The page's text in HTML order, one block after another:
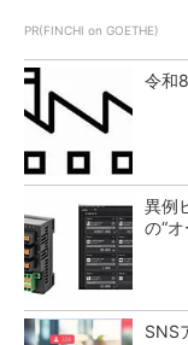
PR(FINCHI on GOETHE)
令和
異例
の“
SNS